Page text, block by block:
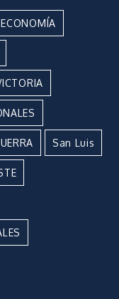
ECONOMÍA
San Luis